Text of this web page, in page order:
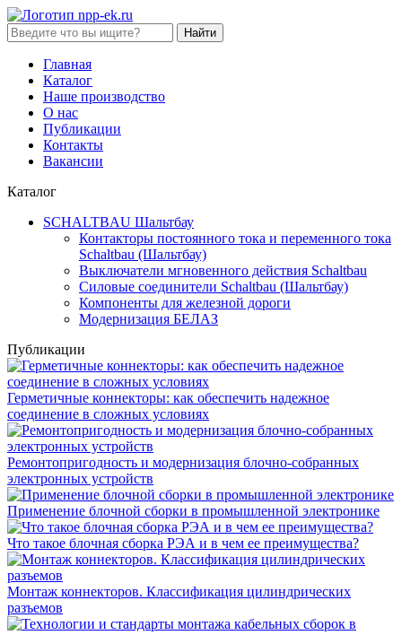
Найти
Главная
Каталог
Наше производство
О нас
Публикации
Контакты
Вакансии
Каталог
SCHALTBAU Шальтбау
Контакторы постоянного тока и переменного тока
Sсhaltbau (Шальтбау)
Выключатели мгновенного действия Sсhaltbau
Силовые соединители Sсhaltbau (Шальтбау)
Компоненты для железной дороги
Модернизация БЕЛАЗ
Публикации
Герметичные коннекторы: как обеспечить надежное
соединение в сложных условиях
Ремонтопригодность и модернизация блочно-собранных
электронных устройств
Применение блочной сборки в промышленной электронике
Что такое блочная сборка РЭА и в чем ее преимущества?
Монтаж коннекторов. Классификация цилиндрических
разъемов